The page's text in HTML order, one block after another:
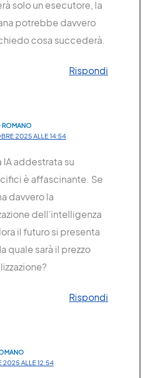
solo un esecutore, la
potrebbe davvero
cosa succederà.
Rispondi
ROMANO
2025 ALLE 14:54
IA addestrata su
è affascinante. Se
davvero la
dell’intelligenza
il futuro si presenta
quale sarà il prezzo
Rispondi
2025 ALLE 12:54